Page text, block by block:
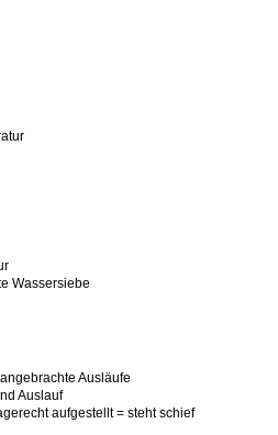
Wassersiebe
Ausläufe
Auslauf
aufgestellt = steht schief